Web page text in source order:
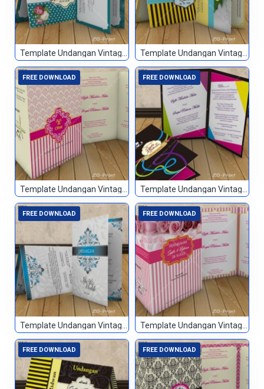
FREE DOWNLOAD FREE DOWNLOAD
FREE DOWNLOAD FREE DOWNLOAD
FREE DOWNLOAD FREE DOWNLOAD